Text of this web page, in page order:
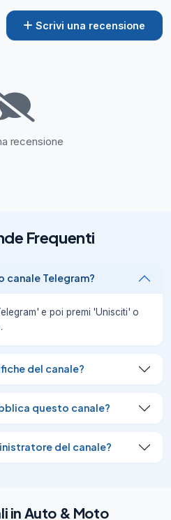
Scrivi una recensione
recensione
Frequenti
canale Telegram?
e poi premi 'Unisciti' o
del canale?
questo canale?
del canale?
in Auto & Moto